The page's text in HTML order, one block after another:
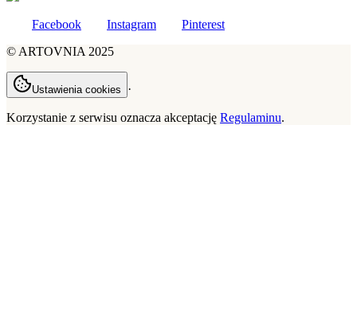
Facebook Instagram
Pinterest
© ARTOVNIA 2025
Ustawienia cookies ·
Korzystanie z serwisu oznacza akceptację Regulaminu.